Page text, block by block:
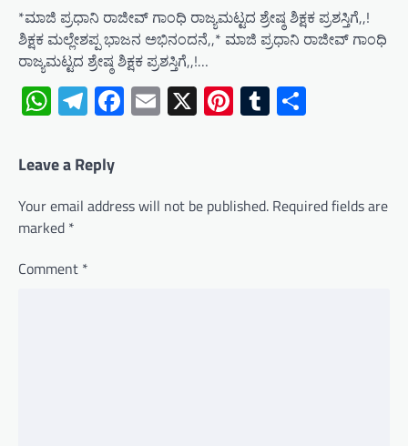
*ಮಾಜಿ ಪ್ರಧಾನಿ ರಾಜೀವ್ ಗಾಂಧಿ ರಾಜ್ಯಮಟ್ಟದ ಶ್ರೇಷ್ಠ ಶಿಕ್ಷಕ ಪ್ರಶಸ್ತಿಗೆ,,!
ಶಿಕ್ಷಕ ಮಲ್ಲೇಶಪ್ಪ ಭಾಜನ ಅಭಿನಂದನೆ,,* ಮಾಜಿ ಪ್ರಧಾನಿ ರಾಜೀವ್ ಗಾಂಧಿ
ರಾಜ್ಯಮಟ್ಟದ ಶ್ರೇಷ್ಠ ಶಿಕ್ಷಕ ಪ್ರಶಸ್ತಿಗೆ,,!…
WhatsApp
Telegram
Facebook
Email
X Pinterest
Tumblr
Leave a Reply
Your email address will not be published. Required fields are
marked *
Comment *